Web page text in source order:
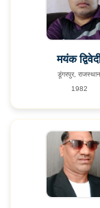
मयंक
डूंगरपुर, राजस्थान
1982